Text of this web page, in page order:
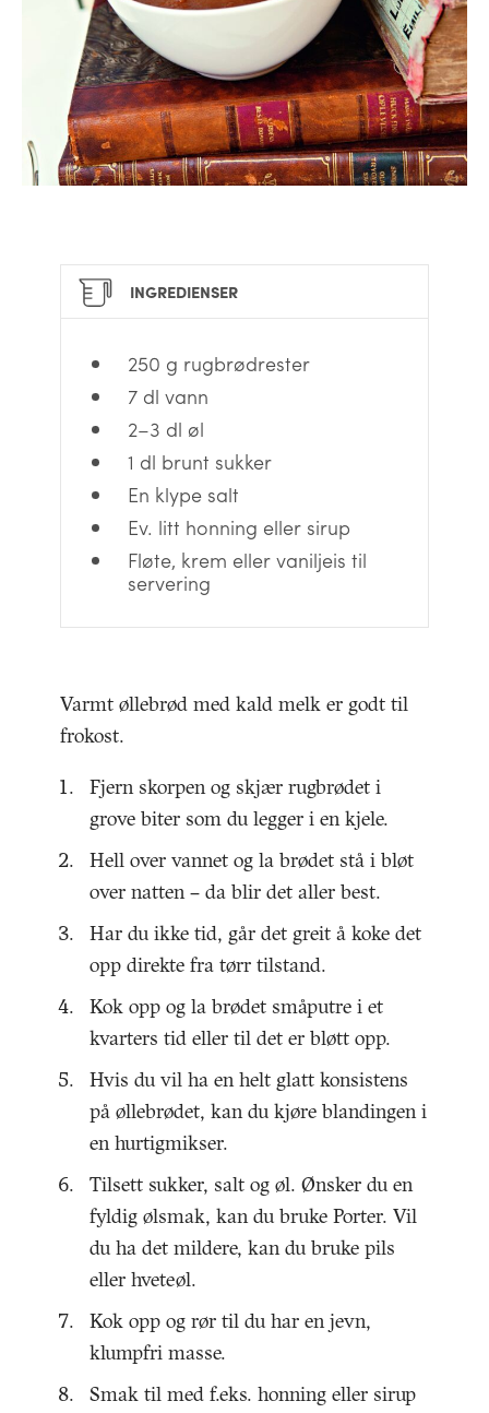
INGREDIENSER
250 g rugbrødrester
7 dl vann
2–3 dl øl
1 dl brunt sukker
En klype salt
Ev. litt honning eller sirup
Fløte, krem eller vaniljeis til
servering
Varmt øllebrød med kald melk er godt til
frokost.
Fjern skorpen og skjær rugbrødet i
grove biter som du legger i en kjele.
Hell over vannet og la brødet stå i bløt
over natten – da blir det aller best.
Har du ikke tid, går det greit å koke det
opp direkte fra tørr tilstand.
Kok opp og la brødet småputre i et
kvarters tid eller til det er bløtt opp.
Hvis du vil ha en helt glatt konsistens
på øllebrødet, kan du kjøre blandingen i
en hurtigmikser.
Tilsett sukker, salt og øl. Ønsker du en
fyldig ølsmak, kan du bruke Porter. Vil
du ha det mildere, kan du bruke pils
eller hveteøl.
Kok opp og rør til du har en jevn,
klumpfri masse.
Smak til med f.eks. honning eller sirup